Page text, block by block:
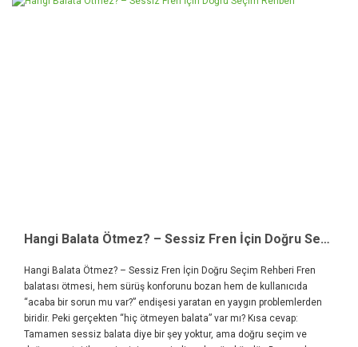
Hangi Balata Ötmez? – Sessiz Fren İçin Doğru Seçim Rehberi
Hangi Balata Ötmez? – Sessiz Fren İçin Doğru Seçim Rehberi Fren
balatası ötmesi, hem sürüş konforunu bozan hem de kullanıcıda
“acaba bir sorun mu var?” endişesi yaratan en yaygın problemlerden
biridir. Peki gerçekten “hiç ötmeyen balata” var mı? Kısa cevap:
Tamamen sessiz balata diye bir şey yoktur, ama doğru seçim ve